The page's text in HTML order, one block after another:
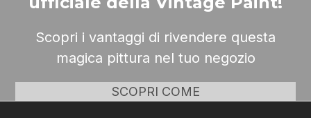
Scopri i vantaggi di rivendere questa
magica pittura nel tuo negozio
SCOPRI COME